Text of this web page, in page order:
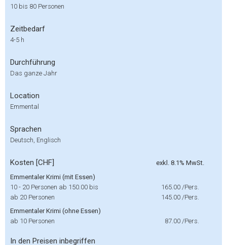
10 bis 80 Personen
Zeitbedarf
4-5 h
Durchführung
Das ganze Jahr
Location
Emmental
Sprachen
Deutsch, Englisch
Kosten [CHF]
exkl. 8.1% MwSt.
Emmentaler Krimi (mit Essen)
10 - 20 Personen ab 150.00 bis
165.00 /Pers.
ab 20 Personen
145.00 /Pers.
Emmentaler Krimi (ohne Essen)
ab 10 Personen
87.00 /Pers.
In den Preisen inbegriffen